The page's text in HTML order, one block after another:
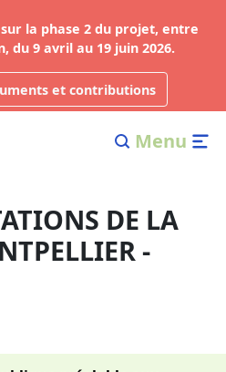
la phase 2 du projet, entre
du 9 avril au 19 juin 2026.
et contributions
Menu
DE LA
-